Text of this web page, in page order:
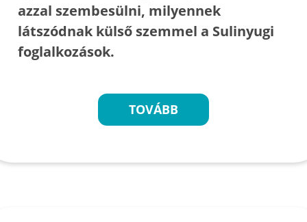
azzal szembesülni, milyennek
látszódnak külső szemmel a Sulinyugi
foglalkozások.
TOVÁBB